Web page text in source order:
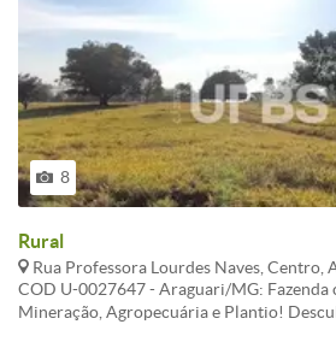
8
Rural
Rua Professora Lourdes Naves, Centro,
COD U-0027647 - Araguari/MG: Fazenda
Mineração, Agropecuária e Plantio!